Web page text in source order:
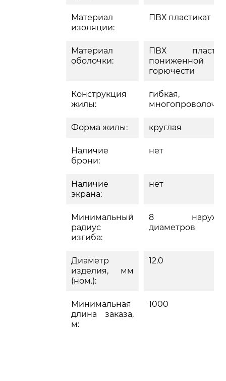
Материал
изоляции:
ПВХ пластикат
Материал
оболочки:
ПВХ
пониженной
горючести
Конструкция
жилы:
гибкая,
Форма жилы: круглая
Наличие
брони:
нет
Наличие
экрана:
нет
Минимальный
радиус
изгиба:
8
диаметров
Диаметр
изделия, мм
(ном.):
12.0
Минимальная
длина заказа,
м:
1000